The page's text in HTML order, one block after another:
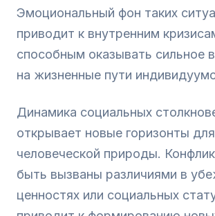
Эмоциональный фон таких
приводит к внутренним
способным оказывать сильное
на жизненные пути
Динамика социальных
открывает новые горизонты
человеческой природы.
быть вызваны различиями в
ценностях или социальных